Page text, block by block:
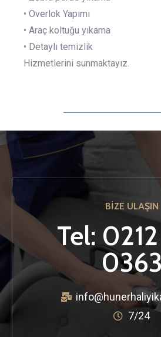
• Overlok Yapımı
• Araç koltuğu yıkama
• Detaylı temizlik
Hizmetlerini sunmaktayız.
BİZE ULAŞIN
Tel:
0363
7/24